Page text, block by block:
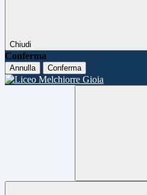
Chiudi
Conferma
Annulla Conferma